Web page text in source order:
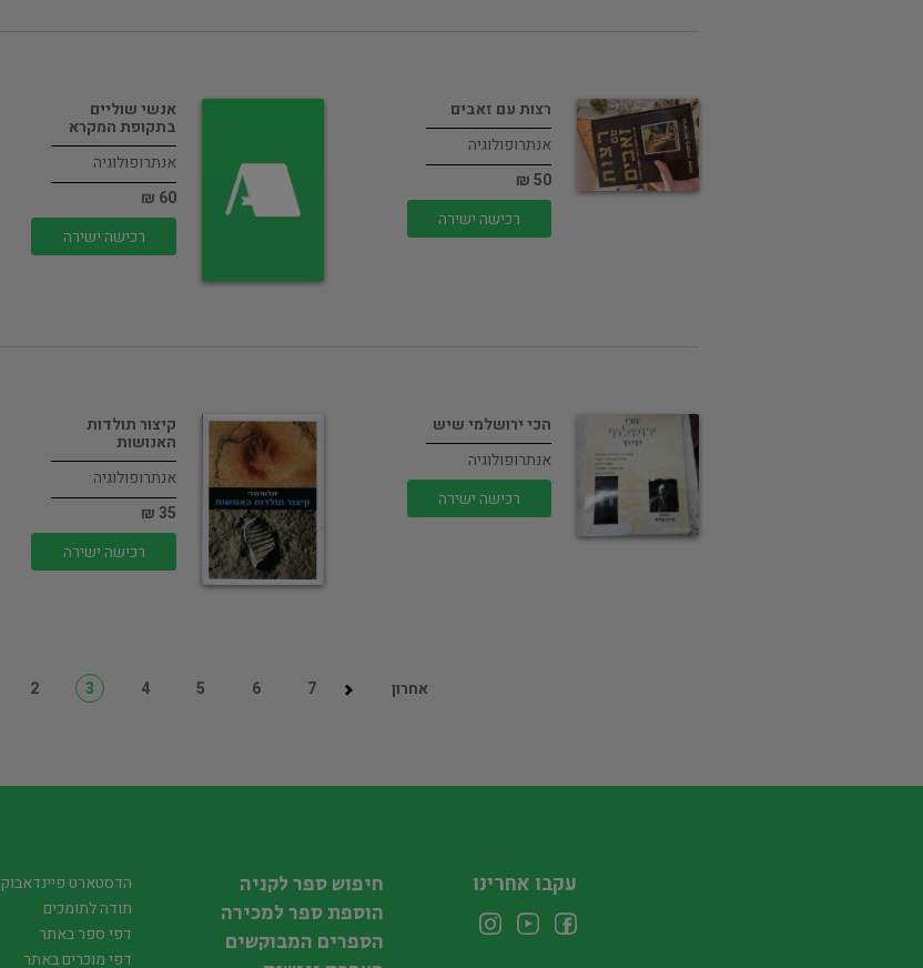
רצות עם זאבים
אנתרופולוגיה
50 ₪
רכישה ישירה
אנשי שוליים
בתקופת המקרא
אנתרופולוגיה
60 ₪
רכישה ישירה
הכי ירושלמי שיש
אנתרופולוגיה
רכישה ישירה
קיצור תולדות
האנושות
אנתרופולוגיה
35 ₪
רכישה ישירה
2 3 4 5 6 7 אחרון
עקבו אחרינו
חיפוש ספר לקניה
הוספת ספר למכירה
הספרים המבוקשים
הדסטארט פיינדאבוק
תודה לתומכים
דפי ספר באתר
דפי מוכרים באתר